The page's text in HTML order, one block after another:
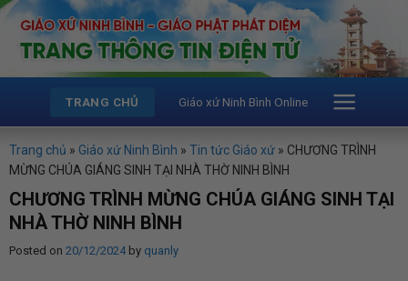
Skip
content
TRANG CHỦ Giáo xứ Ninh Bình Online
Trang chủ » Giáo xứ Ninh Bình » Tin tức Giáo xứ » CHƯƠNG TRÌNH
MỪNG CHÚA GIÁNG SINH TẠI NHÀ THỜ NINH BÌNH
CHƯƠNG TRÌNH MỪNG CHÚA GIÁNG SINH TẠI
NHÀ THỜ NINH BÌNH
Posted on 20/12/2024by quanly